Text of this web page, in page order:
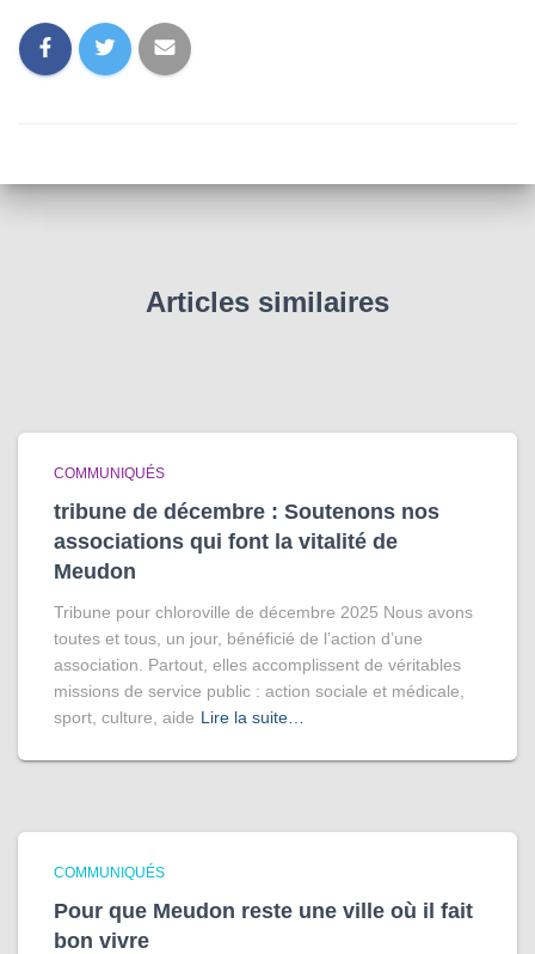
Articles similaires
COMMUNIQUÉS
tribune de décembre : Soutenons nos
associations qui font la vitalité de
Meudon
Tribune pour chloroville de décembre 2025 Nous avons
toutes et tous, un jour, bénéficié de l’action d’une
association. Partout, elles accomplissent de véritables
missions de service public : action sociale et médicale,
sport, culture, aide Lire la suite…
COMMUNIQUÉS
Pour que Meudon reste une ville où il fait
bon vivre